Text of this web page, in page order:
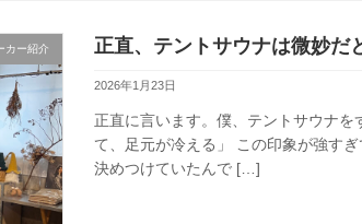
カー紹介 正直、テントサウナは微妙
2026年1月23日
正直に言います。僕、テントサウナ
て、足元が冷える」 この印象が強す
決めつけていたんで […]